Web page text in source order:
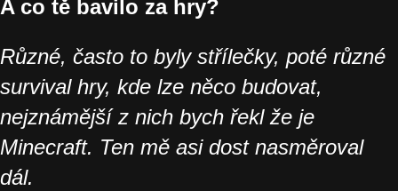
A co tě bavilo za hry?
Různé, často to byly střílečky, poté různé
survival hry, kde lze něco budovat,
nejznámější z nich bych řekl že je
Minecraft. Ten mě asi dost nasměroval
dál.